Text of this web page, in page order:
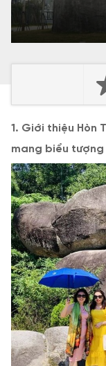
1. Giới thiệu Hòn
mang biểu tượng